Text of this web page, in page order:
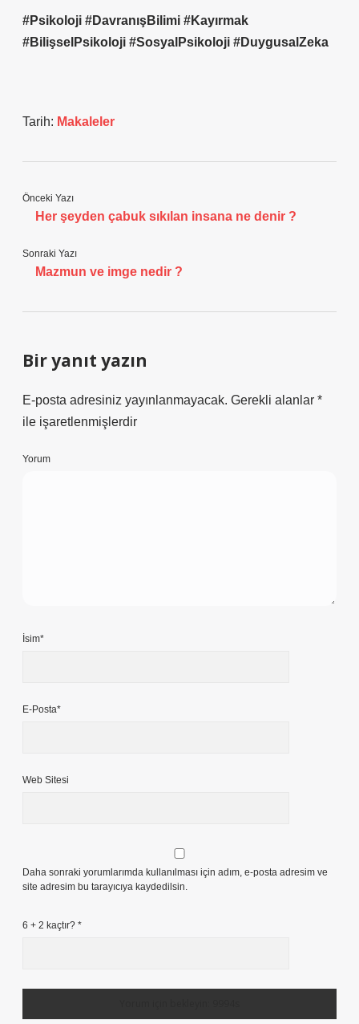
#Psikoloji #DavranışBilimi #Kayırmak
#BilişselPsikoloji #SosyalPsikoloji #DuygusalZeka
Tarih: Makaleler
Önceki Yazı
Her şeyden çabuk sıkılan insana ne denir ?
Sonraki Yazı
Mazmun ve imge nedir ?
Bir yanıt yazın
E-posta adresiniz yayınlanmayacak. Gerekli alanlar *
ile işaretlenmişlerdir
Yorum
İsim*
E-Posta*
Web Sitesi
Daha sonraki yorumlarımda kullanılması için adım, e-posta adresim ve
site adresim bu tarayıcıya kaydedilsin.
6 + 2 kaçtır? *